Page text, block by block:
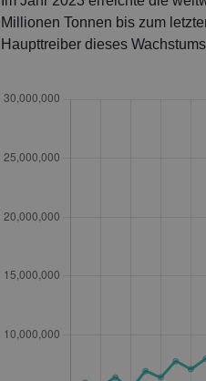
Millionen Tonnen bis zum
Haupttreiber dieses